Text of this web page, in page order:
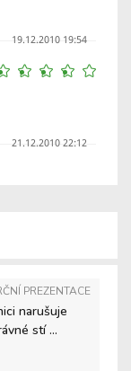
19.12.2010 19:54
21.12.2010 22:12
PREZENTACE
narušuje
stí ...